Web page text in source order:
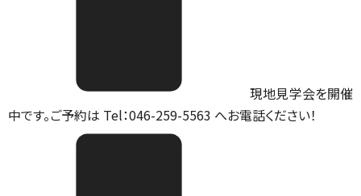
現地見学会を開催
中です。ご予約は Tel：046-259-5563 へお電話ください！